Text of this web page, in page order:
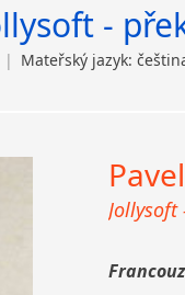
-
| Mateřský jazyk:
Jollysoft